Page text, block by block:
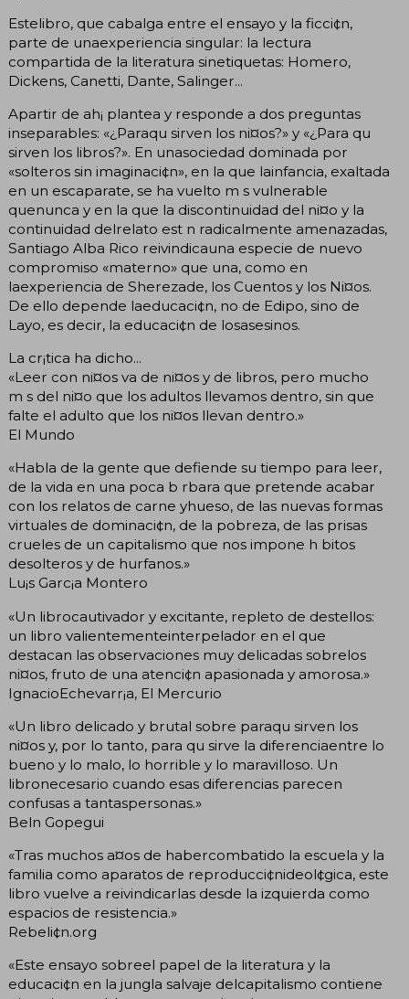
Estelibro, que cabalga entre el ensayo y la ficci¢n,
parte de unaexperiencia singular: la lectura
compartida de la literatura sinetiquetas: Homero,
Dickens, Canetti, Dante, Salinger...
Apartir de ah¡ plantea y responde a dos preguntas
inseparables: «¿Paraqu sirven los ni¤os?» y «¿Para qu
sirven los libros?». En unasociedad dominada por
«solteros sin imaginaci¢n», en la que lainfancia, exaltada
en un escaparate, se ha vuelto m s vulnerable
quenunca y en la que la discontinuidad del ni¤o y la
continuidad delrelato est n radicalmente amenazadas,
Santiago Alba Rico reivindicauna especie de nuevo
compromiso «materno» que una, como en
laexperiencia de Sherezade, los Cuentos y los Ni¤os.
De ello depende laeducaci¢n, no de Edipo, sino de
Layo, es decir, la educaci¢n de losasesinos.
La cr¡tica ha dicho...
«Leer con ni¤os va de ni¤os y de libros, pero mucho
m s del ni¤o que los adultos llevamos dentro, sin que
falte el adulto que los ni¤os llevan dentro.»
El Mundo
«Habla de la gente que defiende su tiempo para leer,
de la vida en una poca b rbara que pretende acabar
con los relatos de carne yhueso, de las nuevas formas
virtuales de dominaci¢n, de la pobreza, de las prisas
crueles de un capitalismo que nos impone h bitos
desolteros y de hurfanos.»
Lu¡s Garc¡a Montero
«Un librocautivador y excitante, repleto de destellos:
un libro valientementeinterpelador en el que
destacan las observaciones muy delicadas sobrelos
ni¤os, fruto de una atenci¢n apasionada y amorosa.»
IgnacioEchevarr¡a, El Mercurio
«Un libro delicado y brutal sobre paraqu sirven los
ni¤os y, por lo tanto, para qu sirve la diferenciaentre lo
bueno y lo malo, lo horrible y lo maravilloso. Un
libronecesario cuando esas diferencias parecen
confusas a tantaspersonas.»
Beln Gopegui
«Tras muchos a¤os de habercombatido la escuela y la
familia como aparatos de reproducci¢nideol¢gica, este
libro vuelve a reivindicarlas desde la izquierda como
espacios de resistencia.»
Rebeli¢n.org
«Este ensayo sobreel papel de la literatura y la
educaci¢n en la jungla salvaje delcapitalismo contiene